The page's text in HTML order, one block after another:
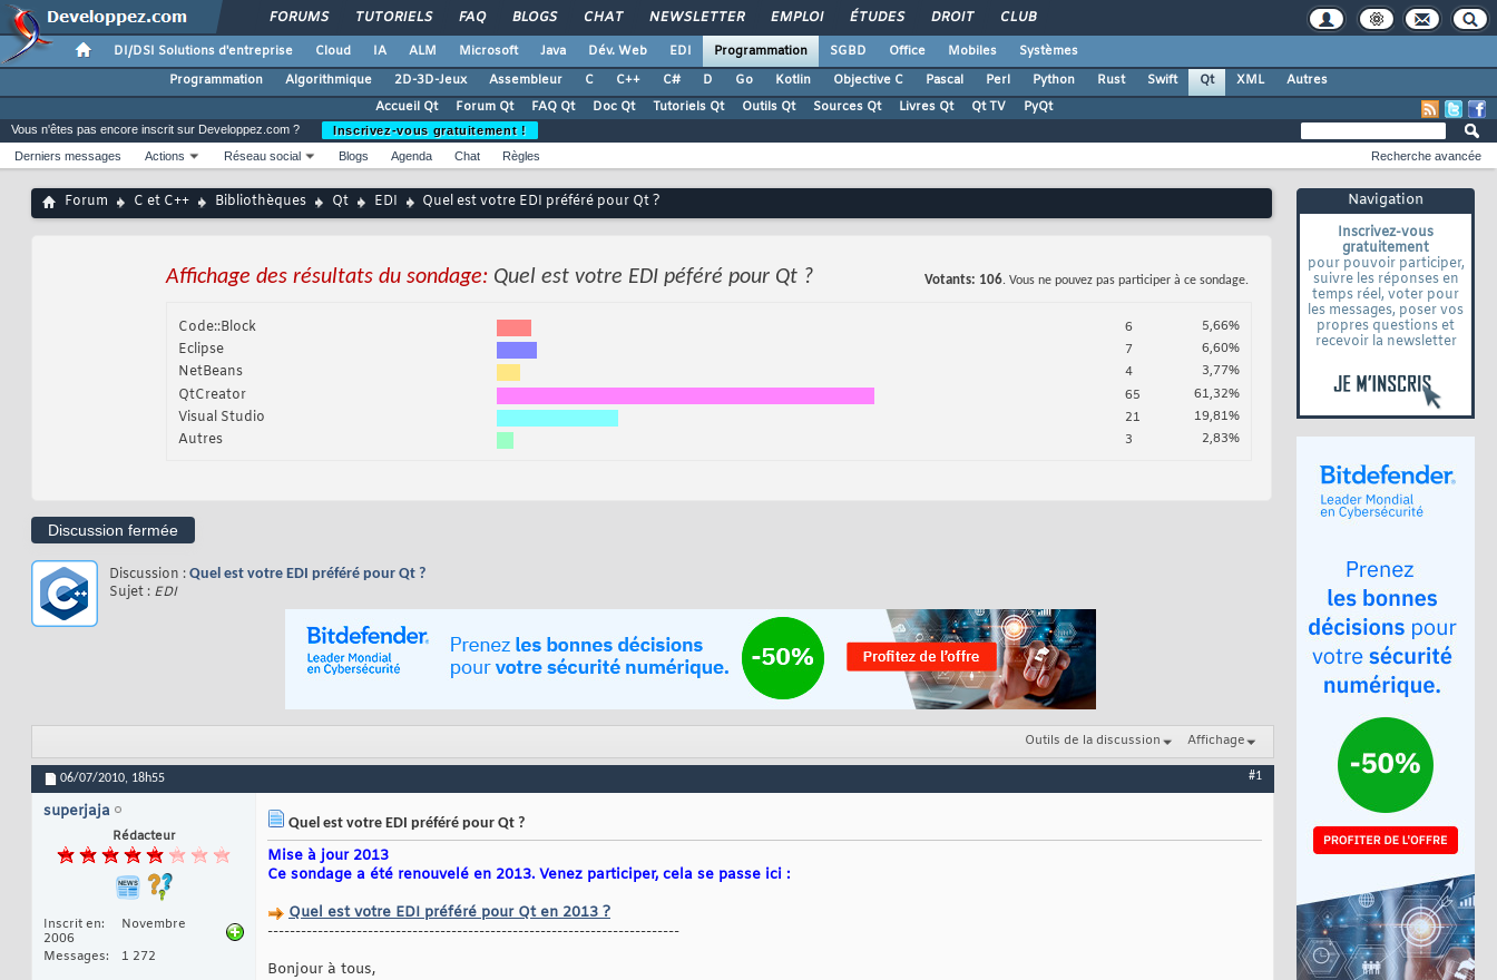
FORUMS TUTORIELS FAQ BLOGS CHAT NEWSLETTER EMPLOI ÉTUDES DROIT CLUB
DI/DSI Solutions d'entreprise Cloud IA ALM Microsoft Java Dév. Web EDI Programmation SGBD Office Mobiles
Systèmes
Programmation
Algorithmique 2D-3D-Jeux Assembleur C C++ C# D Go Kotlin Objective C Pascal Perl Python Rust Swift Qt XML
Autres
Accueil Qt
Forum Qt FAQ Qt Doc Qt Tutoriels Qt Outils Qt Sources Qt Livres Qt Qt TV PyQt
Navigation
Inscrivez-vous
gratuitement
pour pouvoir participer,
suivre les réponses en
temps réel, voter pour
les messages, poser vos
propres questions et
recevoir la newsletter
Vous n'êtes pas encore inscrit sur Developpez.com ?
Inscrivez-vous gratuitement !
Derniers messages
Actions Réseau social Blogs Agenda Chat Règles Recherche avancée
Forum C et C++ Bibliothèques Qt EDI Quel est votre EDI préféré pour Qt ?
Affichage des résultats du sondage: Quel est votre EDI péféré pour Qt ? Votants 106. Vous ne pouvez pas participer à ce sondage.
Code::Block 6 5,66%
Eclipse 7 6,60%
NetBeans 4 3,77%
QtCreator 65 61,32%
Visual Studio 21 19,81%
Autres 3 2,83%
Discussion fermée
Discussion : Quel est votre EDI préféré pour Qt ?
Sujet : EDI
Outils de la discussion Affichage
06/07/2010, 18h55 #1
superjaja
Rédacteur
Inscrit en
Novembre
2006
Messages
1 272
Quel est votre EDI préféré pour Qt ?
Mise à jour 2013
Ce sondage a été renouvelé en 2013. Venez participer, cela se passe ici :
Quel est votre EDI préféré pour Qt en 2013 ?
--------------------------------------------------------------------------
Bonjour à tous,